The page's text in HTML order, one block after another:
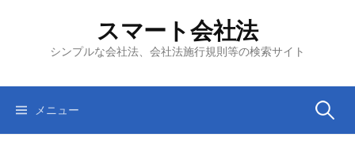
ツ
スマート会社法
シンプルな会社法、会社法施行規則等の検索サイト
メニュー 検